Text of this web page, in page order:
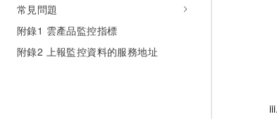
常見問題
附錄1 雲產品監控指標
附錄2 上報監控資料的服務地址